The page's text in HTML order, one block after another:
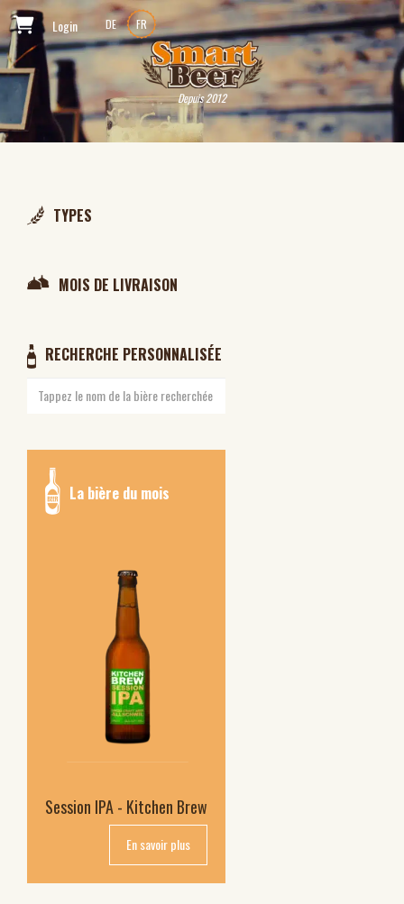
Login DE FR
Depuis 2012
TYPES
MOIS DE LIVRAISON
RECHERCHE PERSONNALISÉE
La bière du mois
Session IPA - Kitchen Brew
En savoir plus